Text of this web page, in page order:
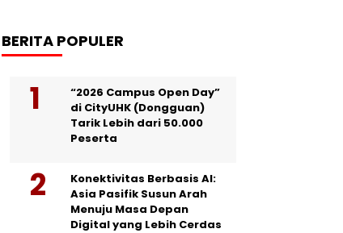
BERITA POPULER
“2026 Campus Open Day”
di CityUHK (Dongguan)
Tarik Lebih dari 50.000
Peserta
Konektivitas Berbasis AI:
Asia Pasifik Susun Arah
Menuju Masa Depan
Digital yang Lebih Cerdas